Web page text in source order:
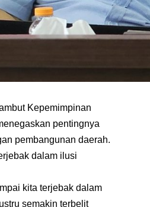
Kepemimpinan
pentingnya
pembangunan daerah.
dalam ilusi
kita terjebak dalam
semakin terbelit